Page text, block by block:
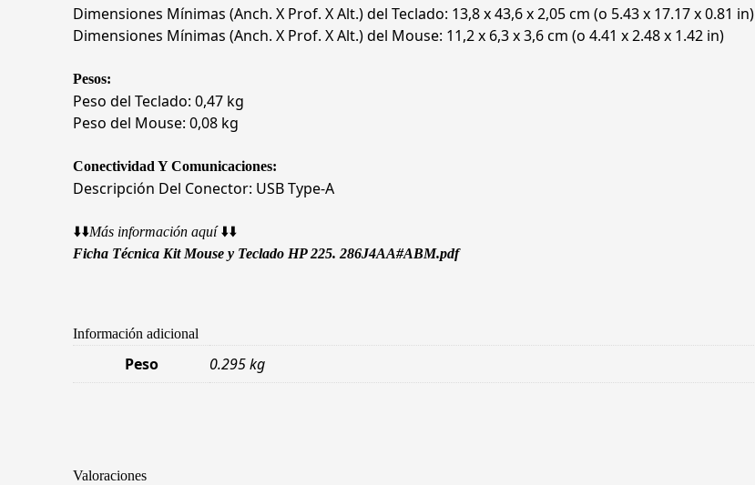
Dimensiones Mínimas (Anch. X Prof. X Alt.) del Teclado: 13,8 x 43,6 x 2,05 cm (o 5.43 x 17.17 x 0.81 in)
Dimensiones Mínimas (Anch. X Prof. X Alt.) del Mouse: 11,2 x 6,3 x 3,6 cm (o 4.41 x 2.48 x 1.42 in)
Pesos:
Peso del Teclado: 0,47 kg
Peso del Mouse: 0,08 kg
Conectividad Y Comunicaciones:
Descripción Del Conector: USB Type-A
⬇️⬇️Más información aquí⬇️⬇️
Ficha Técnica Kit Mouse y Teclado HP 225. 286J4AA#ABM.pdf
Información adicional
Peso 0.295 kg
Valoraciones